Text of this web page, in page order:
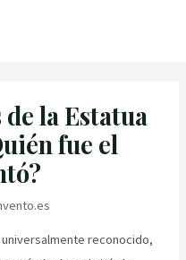
la Estatua
fue el
reconocido,